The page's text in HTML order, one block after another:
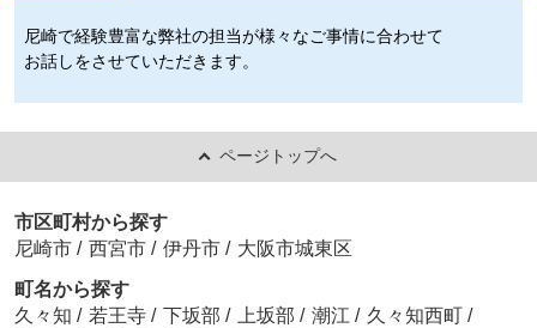
尼崎で経験豊富な弊社の担当が様々なご事情に合わせて
お話しをさせていただきます。
ページトップへ
市区町村から探す
尼崎市 / 西宮市 / 伊丹市 / 大阪市城東区
町名から探す
久々知 / 若王寺 / 下坂部 / 上坂部 / 潮江 / 久々知西町 /